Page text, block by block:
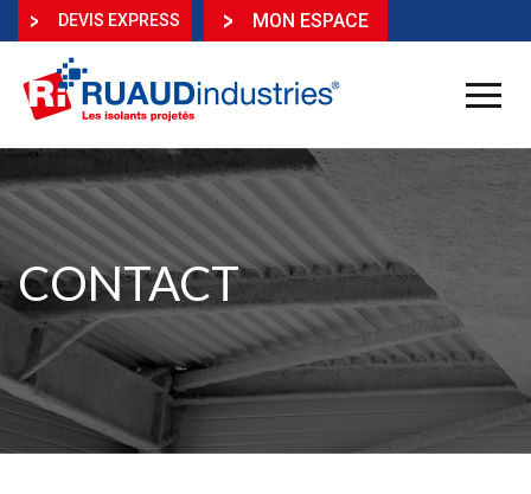
DEVIS EXPRESS MON ESPACE
CONTACT